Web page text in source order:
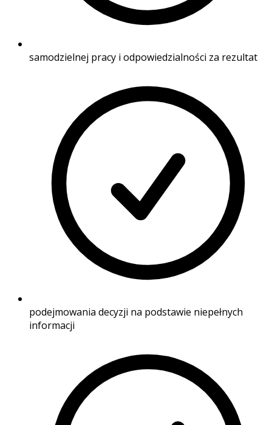
samodzielnej pracy i odpowiedzialności za rezultat
podejmowania decyzji na podstawie niepełnych
informacji